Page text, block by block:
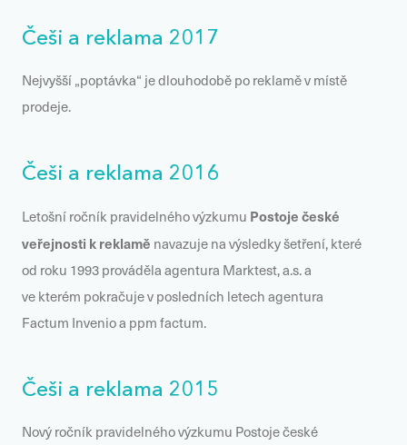
Češi a reklama 2017
Nejvyšší „poptávka“ je dlouhodobě po reklamě v místě
prodeje.
Češi a reklama 2016
Letošní ročník pravidelného výzkumu Postoje české
veřejnosti k reklamě navazuje na výsledky šetření, které
od roku 1993 prováděla agentura Marktest, a.s. a
ve kterém pokračuje v posledních letech agentura
Factum Invenio a ppm factum.
Češi a reklama 2015
Nový ročník pravidelného výzkumu Postoje české